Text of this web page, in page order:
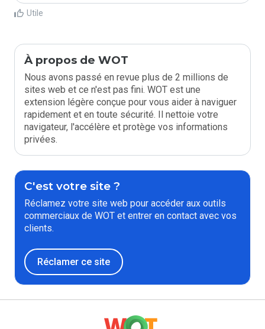
Utile
À propos de WOT
Nous avons passé en revue plus de 2 millions de
sites web et ce n'est pas fini. WOT est une
extension légère conçue pour vous aider à naviguer
rapidement et en toute sécurité. Il nettoie votre
navigateur, l'accélère et protège vos informations
privées.
C'est votre site ?
Réclamez votre site web pour accéder aux outils
commerciaux de WOT et entrer en contact avec vos
clients.
Réclamer ce site